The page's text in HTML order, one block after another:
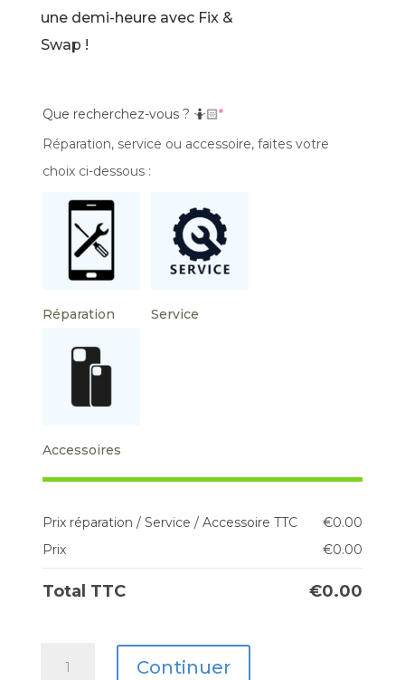
une demi-heure avec Fix &
Swap !
Que recherchez-vous ? 🤷🏻*
Réparation, service ou accessoire, faites votre
choix ci-dessous :
Réparation Service
Accessoires
Prix réparation / Service / Accessoire TTC €0.00
Prix
€0.00
Total TTC €0.00
Continuer